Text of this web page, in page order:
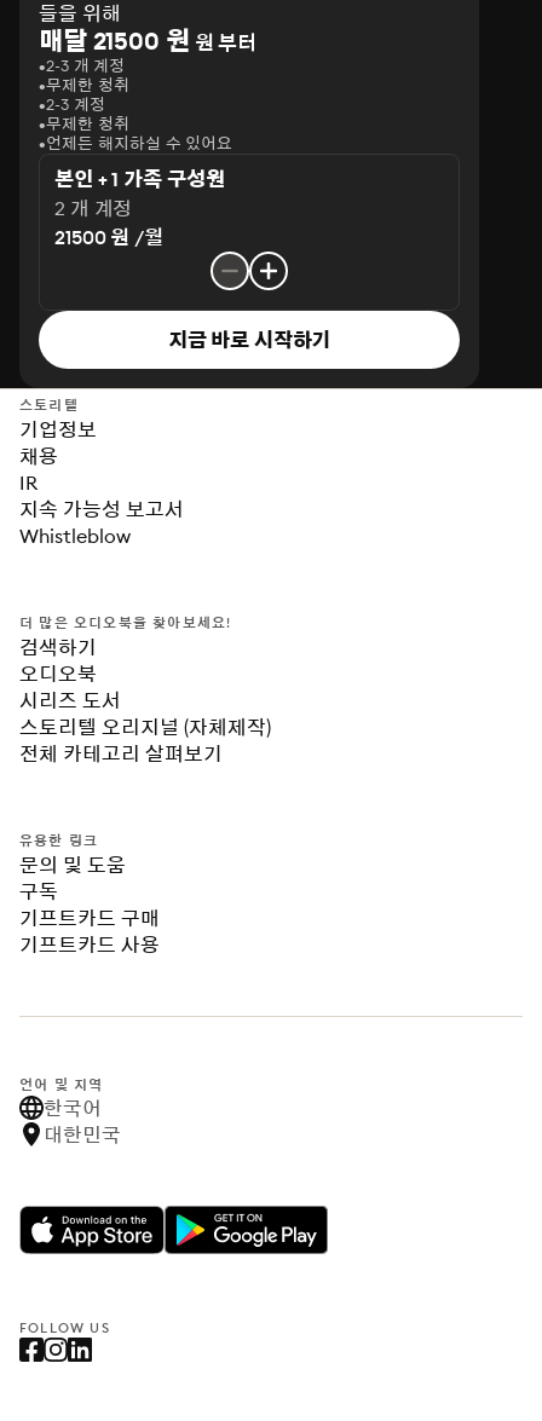
들을 위해
매달 21500 원 원 부터
2-3 개 계정
무제한 청취
2-3 계정
무제한 청취
언제든 해지하실 수 있어요
본인 + 1 가족 구성원
2 개 계정
21500 원 /월
지금 바로 시작하기
스토리텔
기업정보
채용
IR
지속 가능성 보고서
Whistleblow
더 많은 오디오북을 찾아보세요!
검색하기
오디오북
시리즈 도서
스토리텔 오리지널 (자체제작)
전체 카테고리 살펴보기
유용한 링크
문의 및 도움
구독
기프트카드 구매
기프트카드 사용
언어 및 지역
한국어
대한민국
FOLLOW US